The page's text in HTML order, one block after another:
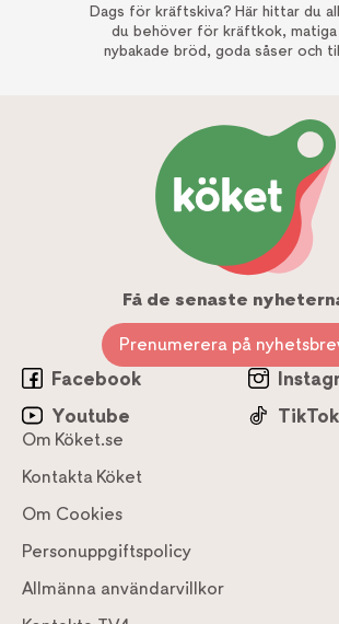
Dags för kräftskiva? Här hittar du
du behöver för kräftkok, matiga
nybakade bröd, goda såser och
Få de senaste
Prenumerera på
Facebook
Youtube
TikTok
Om Köket.se
Kontakta Köket
Om Cookies
Personuppgiftspolicy
Allmänna användarvillkor